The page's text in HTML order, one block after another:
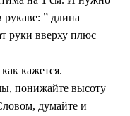
” длина
руки вверху плюс
кажется.
понижайте высоту
думайте и